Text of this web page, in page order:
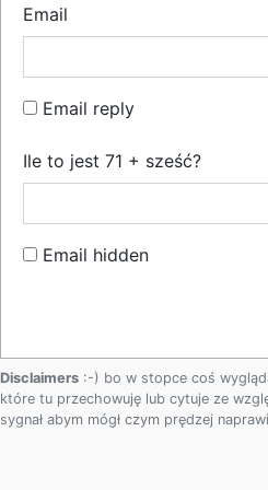
Email
Email reply
Ile to jest 71 + sześć?
Email hidden
Disclaimers :-) bo w stopce coś
które tu przechowuję lub cytuje ze
sygnał abym mógł czym prędzej